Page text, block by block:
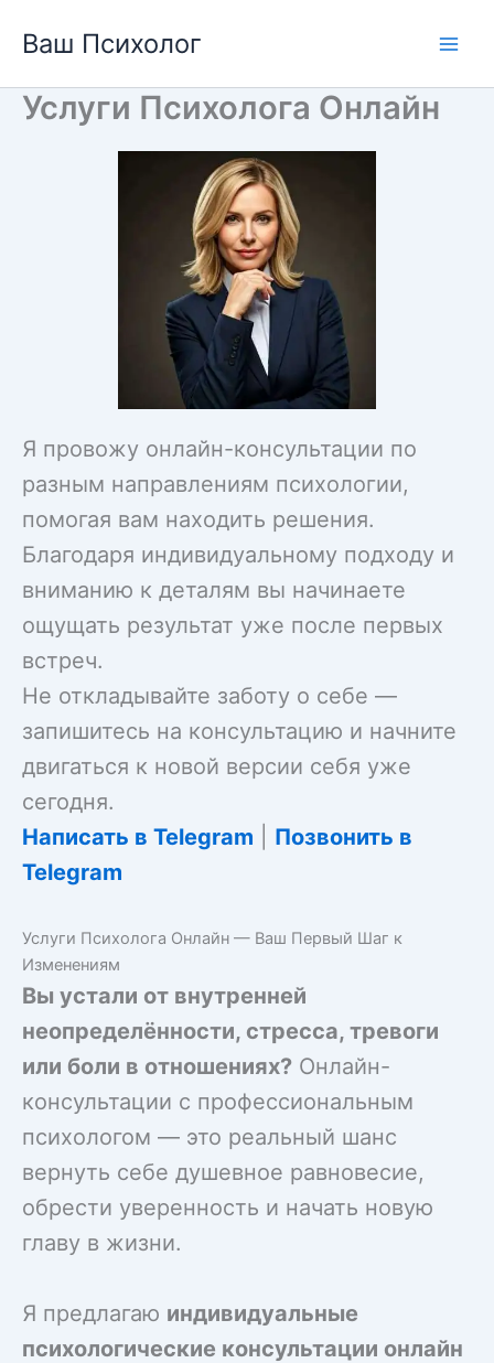
Ваш Психолог
Услуги Психолога Онлайн
Я провожу онлайн-консультации по
разным направлениям психологии,
помогая вам находить решения.
Благодаря индивидуальному подходу и
вниманию к деталям вы начинаете
ощущать результат уже после первых
встреч.
Не откладывайте заботу о себе —
запишитесь на консультацию и начните
двигаться к новой версии себя уже
сегодня.
Написать в Telegram
Позвонить в
Telegram
Услуги Психолога Онлайн — Ваш Первый Шаг к
Изменениям
Вы устали от внутренней
неопределённости, стресса, тревоги
или боли в отношениях? Онлайн-
консультации с профессиональным
психологом — это реальный шанс
вернуть себе душевное равновесие,
обрести уверенность и начать новую
главу в жизни.
Я предлагаю индивидуальные
психологические консультации онлайн